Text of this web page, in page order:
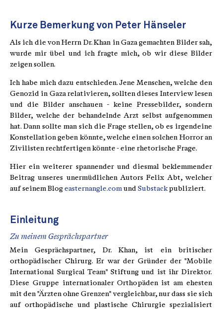
Kurze Bemerkung von Peter Hänseler
Als ich die von Herrn Dr. Khan in Gaza gemachten Bilder sah,
wurde mir übel und ich fragte mich, ob wir diese Bilder
zeigen sollen.
Ich habe mich dazu entschieden. Jene Menschen, welche den
Genozid in Gaza relativieren, sollten dieses Interview lesen
und die Bilder anschauen - keine Pressebilder, sondern
Bilder, welche der behandelnde Arzt selbst aufgenommen
hat. Dann sollte man sich die Frage stellen, ob es irgendeine
Konstellation geben könnte, welche einen solchen Horror an
Zivilisten rechtfertigen könnte - eine rhetorische Frage.
Hier ein weiterer spannender und diesmal beklemmender
Beitrag unseres unermüdlichen Autors Felix Abt, welcher
auf seinem Blog easternangle.com und Substackpubliziert.
Einleitung
Zu meinem Gesprächspartner
Mein Gesprächspartner, Dr. Khan, ist ein britischer
orthopädischer Chirurg. Er war der Gründer der "Mobile
International Surgical Team" Stiftung und ist ihr Direktor.
Diese Gruppe internationaler Orthopäden ist am ehesten
mit den "Ärzten ohne Grenzen" vergleichbar, nur dass sie sich
auf orthopädische und plastische Chirurgie spezialisiert